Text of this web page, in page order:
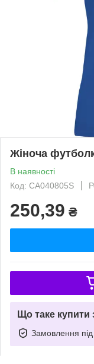
Жіноча
В наявності
Код: CA040805S
250,39 ₴
Що таке купити
Замовлення